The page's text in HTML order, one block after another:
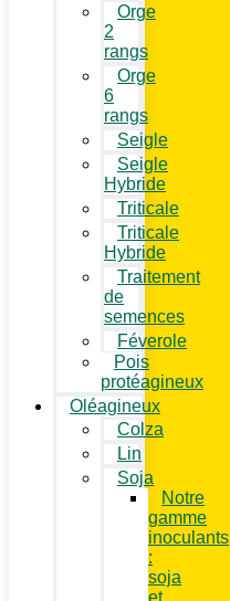
Orge
2
rangs
Orge
6
rangs
Seigle
Seigle
Hybride
Triticale
Triticale
Hybride
Traitement
de
semences
Féverole
Pois
protéagineux
Oléagineux
Colza
Lin
Soja
Notre
gamme
inoculants
:
soja
et